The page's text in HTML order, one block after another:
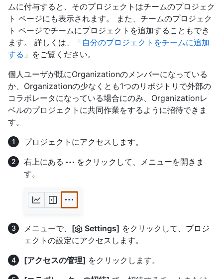
ムに付与すると、そのプロジェクトはチームのプロジェク
ト ページにも表示されます。 また、チームのプロジェク
ト ページでチームにプロジェクトを追加することもでき
ます。 詳しくは、「自分のプロジェクトをチームに追加
する 」をご覧ください。
個人ユーザが既にOrganizationのメンバーになっている
か、Organizationの少なくとも1つのリポジトリで外部の
コラボレータになっている場合にのみ、Organizationレ
ベルのプロジェクトに共同作業をするように招待できま
す。
プロジェクトにアクセスします。
右上にある
をクリックして、メニューを開きま
す。
メニューで、 [ Settings] をクリックして、プロジ
ェクトの設定にアクセスします。
[アクセスの管理] をクリックします。